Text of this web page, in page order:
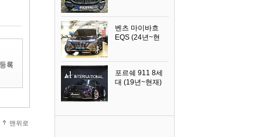
맨위로
벤츠 마이바흐
EQS (24년~현
포르쉐 911 8세
대 (19년~현재)